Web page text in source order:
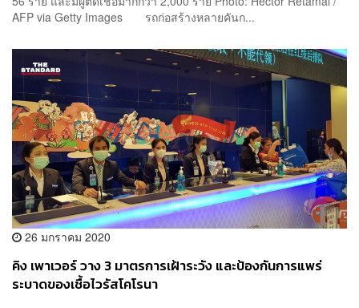
AFP via Getty Images รถก่อสร้างหลายคันก...
26 มกราคม 2020
คิง เพาเวอร์ วาง 3 มาตรการเฝ้าระวัง และป้องกันการแพร่
ระบาดของเชื้อไวรัสโคโรนา